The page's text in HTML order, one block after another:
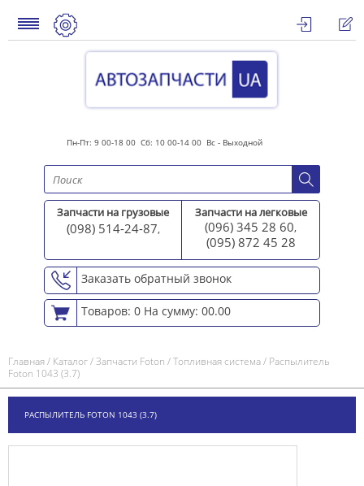
Пн-Пт: 9 00-18 00 Сб: 10 00-14 00 Вс - Выходной
Запчасти на грузовые
(098) 514-24-87,
Запчасти на легковые
(096) 345 28 60,
(095) 872 45 28
Заказать обратный звонок
Товаров: 0 На сумму: 00.00
Главная/ Каталог/Запчасти Foton /Топливная система/ Распылитель
Foton 1043 (3.7)
РАСПЫЛИТЕЛЬ FOTON 1043 (3.7)